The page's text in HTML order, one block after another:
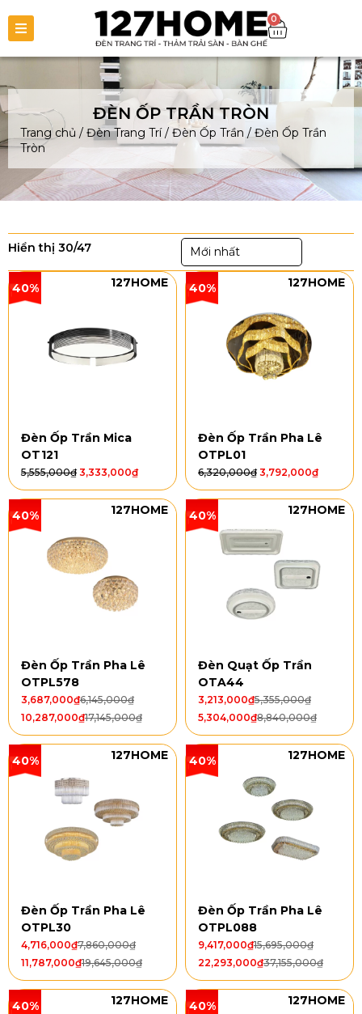
0
ĐÈN ỐP TRẦN TRÒN
Trang chủ / Đèn Trang Trí/ Đèn Ốp Trần / Đèn Ốp Trần
Tròn
Hiển thị 30/47 Mới nhất
40% 127HOME
Đèn Ốp Trần Mica
OT121
5,555,000₫ 3,333,000₫
40% 127HOME
Đèn Ốp Trần Pha Lê
OTPL01
6,320,000₫ 3,792,000₫
40% 127HOME
Đèn Ốp Trần Pha Lê
OTPL578
6,145,000₫
3,687,000₫
17,145,000₫
10,287,000₫
40% 127HOME
Đèn Quạt Ốp Trần
OTA44
5,355,000₫
3,213,000₫
8,840,000₫
5,304,000₫
40% 127HOME
Đèn Ốp Trần Pha Lê
OTPL30
7,860,000₫
4,716,000₫
19,645,000₫
11,787,000₫
40% 127HOME
Đèn Ốp Trần Pha Lê
OTPL088
15,695,000₫
9,417,000₫
37,155,000₫
22,293,000₫
40% 127HOME 40% 127HOME